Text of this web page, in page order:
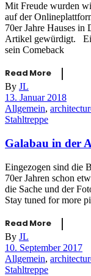
Mit Freude wurden
auf der
70er Jahre Hauses
Artikel gewürdigt.
sein Comeback
Read More
By JL
13. Januar 2018
Allgemein,
Stahltreppe
Galabau in der
Eingezogen sind die
70er Jahren schon
die Sache und der
Stay tuned for more
Read More
By JL
10. September 2017
Allgemein,
Stahltreppe